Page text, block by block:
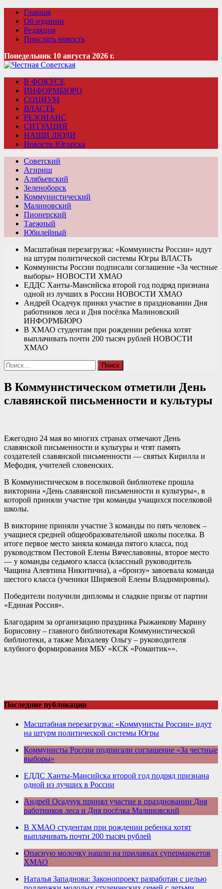
Главная
Об издании
Редакция
Прислать новость
Понедельник 10 августа 2026 г.
В ФОКУСЕ
ИНФОРМБЮРО
СОЦИУМ
ВЛАСТЬ
РЕЗОНАНС
СИТУАЦИЯ
НАШИ ЛЮДИ
Новости Югорска
Советский
Агириш
Алябьевский
Зеленоборск
Коммунистический
Малиновский
Пионерский
Таежный
Юбилейный
Масштабная перезагрузка: «Коммунисты России» идут
на штурм политической системы Югры ВЛАСТЬ
Коммунисты России подписали соглашение «За честные
выборы» НОВОСТИ ХМАО
ЕДДС Ханты-Мансийска второй год подряд признана
одной из лучших в России НОВОСТИ ХМАО
Андрей Осадчук принял участие в праздновании Дня
работников леса и Дня посёлка Малиновский
ИНФОРМБЮРО
В ХМАО студентам при рождении ребенка хотят
выплачивать почти 200 тысяч рублей НОВОСТИ
ХМАО
Найти:
В Коммунистическом отметили День
славянской письменности и культуры
Ежегодно 24 мая во многих странах отмечают День
славянской письменности и культуры и чтят память
создателей славянской письменности — святых Кирилла и
Мефодия, учителей словенских.
В Коммунистическом в поселковой библиотеке прошла
викторина «День славянской письменности и культуры», в
которой приняли участие три команды учащихся поселковой
школы.
В викторине приняли участие 3 команды по пять человек –
учащиеся средней общеобразовательной школы поселка. В
итоге первое место заняла команда пятого класса, под
руководством Пестовой Елены Вячеславовны, второе место
— у команды седьмого класса (классный руководитель
Чащина Алевтина Никитична), а «бронзу» завоевала команда
шестого класса (ученики Ширяевой Елены Владимировны).
Победители получили дипломы и сладкие призы от партии
«Единая Россия».
Благодарим за организацию праздника Рыжанкову Марину
Борисовну – главного библиотекаря Коммунистической
библиотеки, а также Михалеву Ольгу – руководителя
клубного формирования МБУ «КСК «Романтик»».
Последние публикации
Масштабная перезагрузка: «Коммунисты России» идут
на штурм политической системы Югры
Коммунисты России подписали соглашение «За честные
выборы»
ЕДДС Ханты-Мансийска второй год подряд признана
одной из лучших в России
Андрей Осадчук принял участие в праздновании Дня
работников леса и Дня посёлка Малиновский
В ХМАО студентам при рождении ребенка хотят
выплачивать почти 200 тысяч рублей
Опасную молочку нашли на прилавках супермаркетов
ХМАО
Наталья Западнова: Законопроект разработан с целью